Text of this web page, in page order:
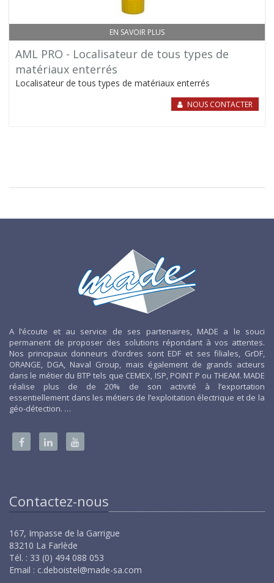
EN SAVOIR PLUS
AML PRO - Localisateur de tous types de
matériaux enterrés
Localisateur de tous types de matériaux enterrés
NOUS CONTACTER
A l’écoute et au service de ses partenaires, MADE a le souci
permanent de proposer des solutions répondant à vos attentes.
Nos principaux donneurs d’ordres sont EDF et ses filiales, GrDF,
ORANGE, DGA, Naval Group, mais également de grands acteurs
dans le métier du BTP tels que CEMEX, ISP, POINT P ou THEAM. MADE
réalise plus de de 20% de son activité à l’exportation
essentiellement dans les métiers de l’exploitation électrique et de la
géo-détection. …
Contactez-nous
167, Impasse de la Garrigue
83210 La Farlède
Tél. : 33 (0) 494 088 053
Email : c.deboistel@made-sa.com